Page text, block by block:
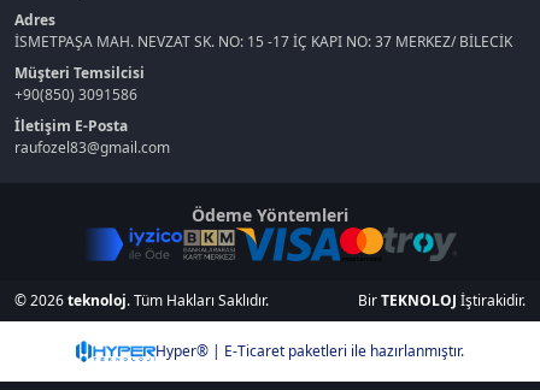
Adres
İSMETPAŞA MAH. NEVZAT SK. NO: 15 -17 İÇ KAPI NO: 37 MERKEZ/ BİLECİK
Müşteri Temsilcisi
+90(850) 3091586
İletişim E-Posta
raufozel83@gmail.com
Ödeme Yöntemleri
© 2026teknoloj. Tüm Hakları Saklıdır. BirTEKNOLOJ İştirakidir.
Hyper® | E-Ticaret paketleri ile hazırlanmıştır.